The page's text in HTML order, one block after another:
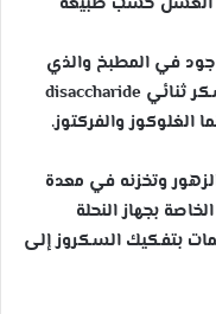
في المطبخ والذي
تضيفه إلى الشاي وهو أي “السكروز” سكر ثنائي disaccharide
الغلوكوز والفركتوز.
وتخزنه في معدة
بجهاز النحلة
بتفكيك السكروز إلى